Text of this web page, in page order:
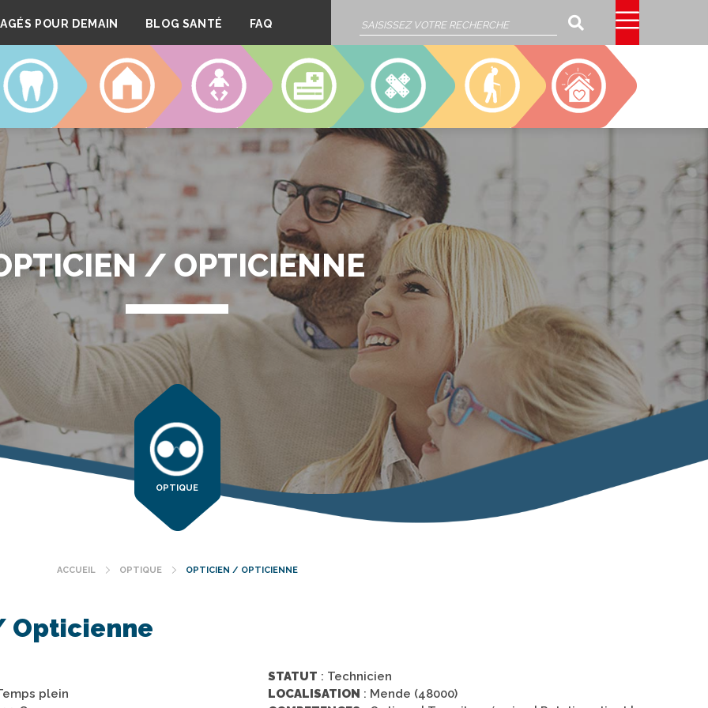
POUR DEMAIN BLOG SANTÉ FAQ Rechercher
DENTAIRE LOGEMENT CRÈCHES CLINIQUE SSIAD EHPAD CAJOU
/ OPTICIENNE
OPTIQUE
Fil
ACCUEIL OPTIQUE OPTICIEN / OPTICIENNE
Opticienne
plein
STATUT : Technicien
LOCALISATION : Mende (48000)